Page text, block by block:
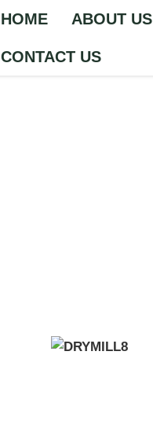
HOME ABOUT US
CONTACT US